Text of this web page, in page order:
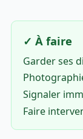
✓ À faire
Garder ses
Signaler
Faire